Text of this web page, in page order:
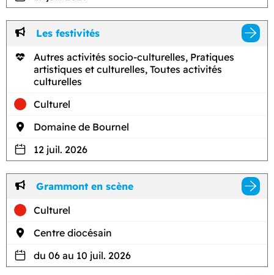
Les festivités
Autres activités socio-culturelles, Pratiques
artistiques et culturelles, Toutes activités
culturelles
Culturel
Domaine de Bournel
12 juil. 2026
Grammont en scène
Culturel
Centre diocésain
du 06 au 10 juil. 2026